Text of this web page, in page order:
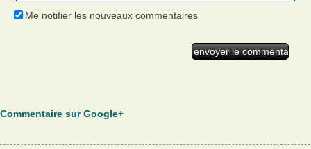
Me notifier les nouveaux commentaires
Commentaire sur Google+